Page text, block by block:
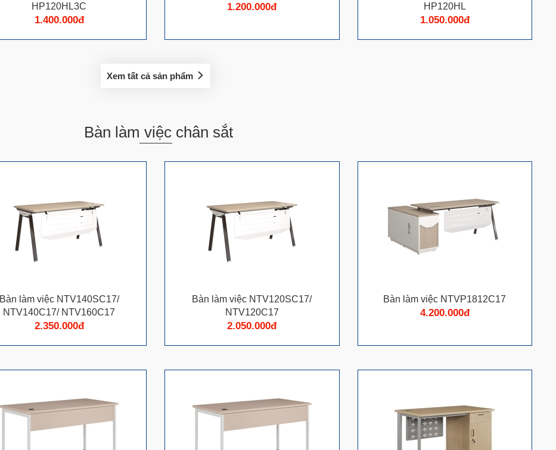
HP120HL3C
1.400.000đ
1.200.000đ
HP120HL
1.050.000đ
Xem tất cả sản phẩm
Bàn làm việc chân sắt
Bàn làm việc NTV140SC17/
NTV140C17/ NTV160C17
2.350.000đ
Bàn làm việc NTV120SC17/
NTV120C17
2.050.000đ
Bàn làm việc NTVP1812C17
4.200.000đ